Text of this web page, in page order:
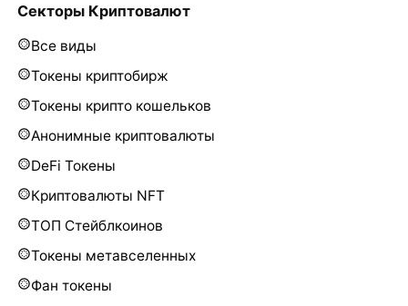
Секторы Криптовалют
Все виды
Токены криптобирж
Токены крипто кошельков
Анонимные криптовалюты
DeFi Токены
Криптовалюты NFT
ТОП Стейблкоинов
Токены метавселенных
Фан токены